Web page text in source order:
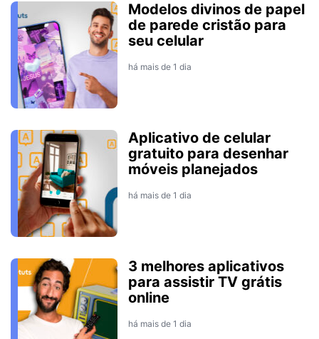
Modelos divinos de papel
de parede cristão para
seu celular
há mais de 1 dia
Aplicativo de celular
gratuito para desenhar
móveis planejados
há mais de 1 dia
3 melhores aplicativos
para assistir TV grátis
online
há mais de 1 dia